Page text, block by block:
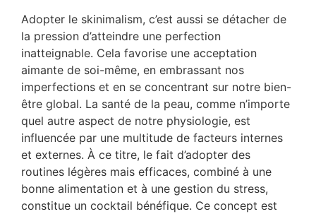
Adopter le skinimalism, c’est aussi se détacher de
la pression d’atteindre une perfection
inatteignable. Cela favorise une acceptation
aimante de soi-même, en embrassant nos
imperfections et en se concentrant sur notre bien-
être global. La santé de la peau, comme n’importe
quel autre aspect de notre physiologie, est
influencée par une multitude de facteurs internes
et externes. À ce titre, le fait d’adopter des
routines légères mais efficaces, combiné à une
bonne alimentation et à une gestion du stress,
constitue un cocktail bénéfique. Ce concept est